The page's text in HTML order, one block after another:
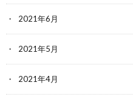
2021年6月
2021年5月
2021年4月